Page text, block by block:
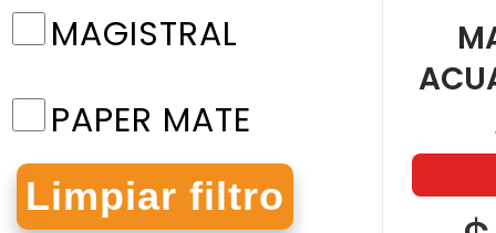
MAGISTRAL
PAPER MATE
PELIKAN